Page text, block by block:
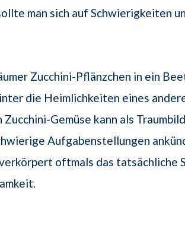
man sich auf Schwierigkeiten
Zucchini-Pflänzchen in ein
die Heimlichkeiten eines
Zucchini-Gemüse kann als
Aufgabenstellungen
oftmals das tatsächliche